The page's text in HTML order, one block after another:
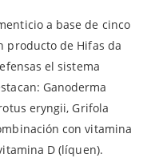
a base de cinco
producto de Hifas da
el sistema
Ganoderma
eryngii, Grifola
con vitamina
D (líquen).